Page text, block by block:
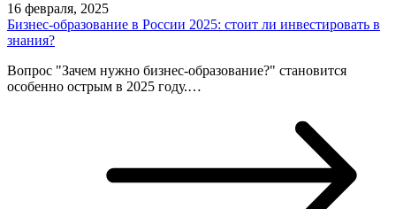
16 февраля, 2025
Бизнес-образование в России 2025: стоит ли инвестировать в
знания?
Вопрос "Зачем нужно бизнес-образование?" становится
особенно острым в 2025 году.…